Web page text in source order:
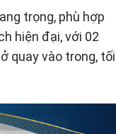
trọng, phù hợp
hiện đại, với 02
quay vào trong, tối